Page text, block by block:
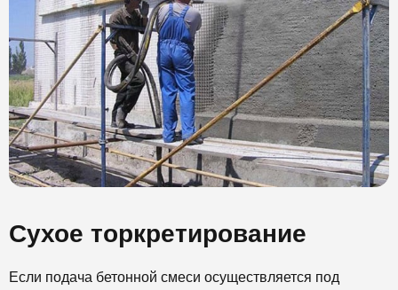
Сухое торкретирование
Если подача бетонной смеси осуществляется под